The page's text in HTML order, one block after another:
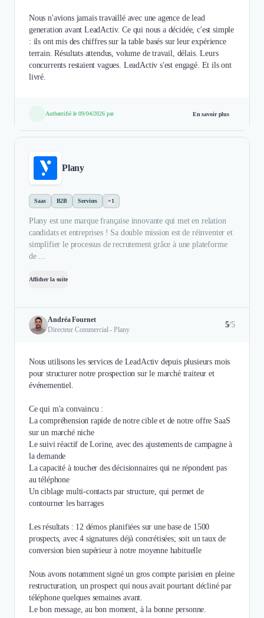
Nous n'avions jamais travaillé avec une agence de lead
generation avant LeadActiv. Ce qui nous a décidée, c'est simple
: ils ont mis des chiffres sur la table basés sur leur expérience
terrain. Résultats attendus, volume de travail, délais. Leurs
concurrents restaient vagues. LeadActiv s'est engagé. Et ils ont
livré.
Authentifié le 09/04/2026 par En savoir plus
Plany
Saas B2B Services +1
Plany est une marque française innovante qui met en relation
candidats et entreprises ! Sa double mission est de réinventer et
simplifier le processus de recrutement grâce à une plateforme
de ...
Afficher la suite
Andréa Fournet
Directeur Commercial - Plany
5/5
Nous utilisons les services de LeadActiv depuis plusieurs mois
pour structurer notre prospection sur le marché traiteur et
événementiel.
Ce qui m'a convaincu :
La compréhension rapide de notre cible et de notre offre SaaS
sur un marché niche
Le suivi réactif de Lorine, avec des ajustements de campagne à
la demande
La capacité à toucher des décisionnaires qui ne répondent pas
au téléphone
Un ciblage multi-contacts par structure, qui permet de
contourner les barrages
Les résultats : 12 démos planifiées sur une base de 1500
prospects, avec 4 signatures déjà concrétisées; soit un taux de
conversion bien supérieur à notre moyenne habituelle
Nous avons notamment signé un gros compte parisien en pleine
restructuration, un prospect qui nous avait pourtant décliné par
téléphone quelques semaines avant.
Le bon message, au bon moment, à la bonne personne.